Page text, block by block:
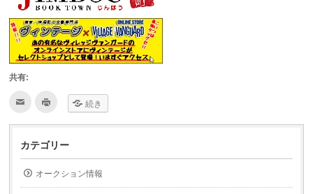
共有:
ク
て
友
達
へ
メ
ク
て
印
刷
し
続き
カテゴリー
オークション情報